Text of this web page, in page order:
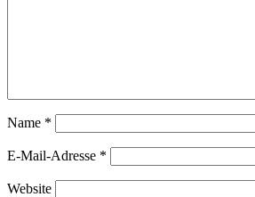
Name *
E-Mail-Adresse *
Website